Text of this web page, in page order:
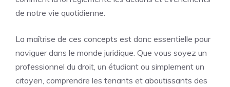
de notre vie quotidienne.
La maîtrise de ces concepts est donc essentielle pour
naviguer dans le monde juridique. Que vous soyez un
professionnel du droit, un étudiant ou simplement un
citoyen, comprendre les tenants et aboutissants des